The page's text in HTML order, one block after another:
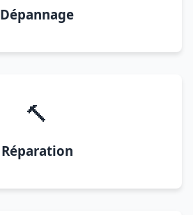
Dépannage
🔨
Réparation